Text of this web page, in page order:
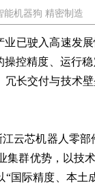
能机器狗 精密制造
已驶入高速发
控精度、运行
长交付与技术
云芯机器人零
集群优势，以技
国际精度、本土